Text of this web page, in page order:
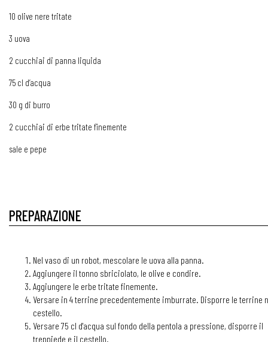
10 olive nere tritate
3 uova
2 cucchiai di panna liquida
75 cl d’acqua
30 g di burro
2 cucchiai di erbe tritate finemente
sale e pepe
PREPARAZIONE
Nel vaso di un robot, mescolare le uova alla panna.
Aggiungere il tonno sbriciolato, le olive e condire.
Aggiungere le erbe tritate finemente.
Versare in 4 terrine precedentemente imburrate. Disporre le terrine
cestello.
Versare 75 cl d'acqua sul fondo della pentola a pressione, disporre il
treppiede e il cestello.